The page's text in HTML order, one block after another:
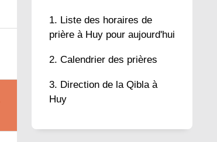
Liste des horaires de
prière à Huy pour aujourd'hui
Calendrier des prières
Direction de la Qibla à
Huy